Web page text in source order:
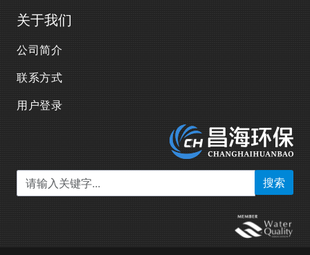
关于我们
公司简介
联系方式
用户登录
搜索